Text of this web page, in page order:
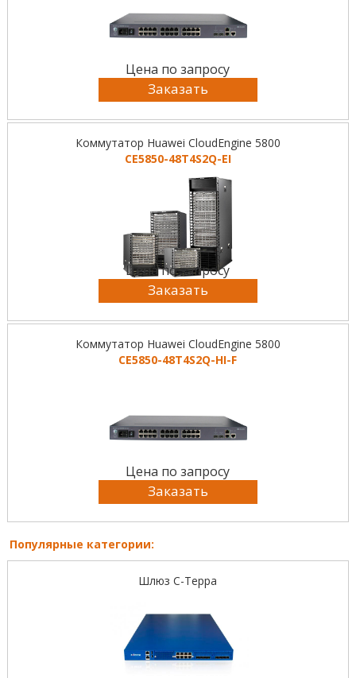
Цена по запросу
Заказать
Коммутатор Huawei CloudEngine 5800
CE5850-48T4S2Q-EI
Цена по запросу
Заказать
Коммутатор Huawei CloudEngine 5800
CE5850-48T4S2Q-HI-F
Цена по запросу
Заказать
Популярные категории:
Шлюз С-Терра